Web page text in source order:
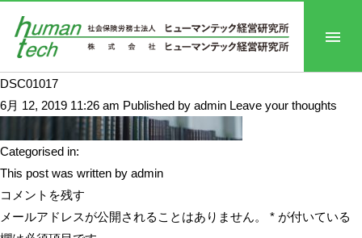
DSC01017
6月 12, 2019 11:26 am Published by admin Leave your thoughts
Categorised in:
This post was written by admin
コメントを残す
メールアドレスが公開されることはありません。
* が付いている